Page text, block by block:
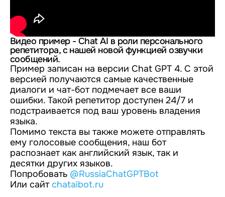
Видео пример - Chat AI в роли персонального
репетитора, с нашей новой функцией озвучки
сообщений.
Пример записан на версии Chat GPT 4. С этой
версией получаются самые качественные
диалоги и чат-бот подмечает все ваши
ошибки. Такой репетитор доступен 24/7 и
подстраивается под ваш уровень владения
языка.
Помимо текста вы также можете отправлять
ему голосовые сообщения, наш бот
распознает как английский язык, так и
десятки других языков.
Попробовать @RussiaChatGPTBot
Или сайтchataibot.ru